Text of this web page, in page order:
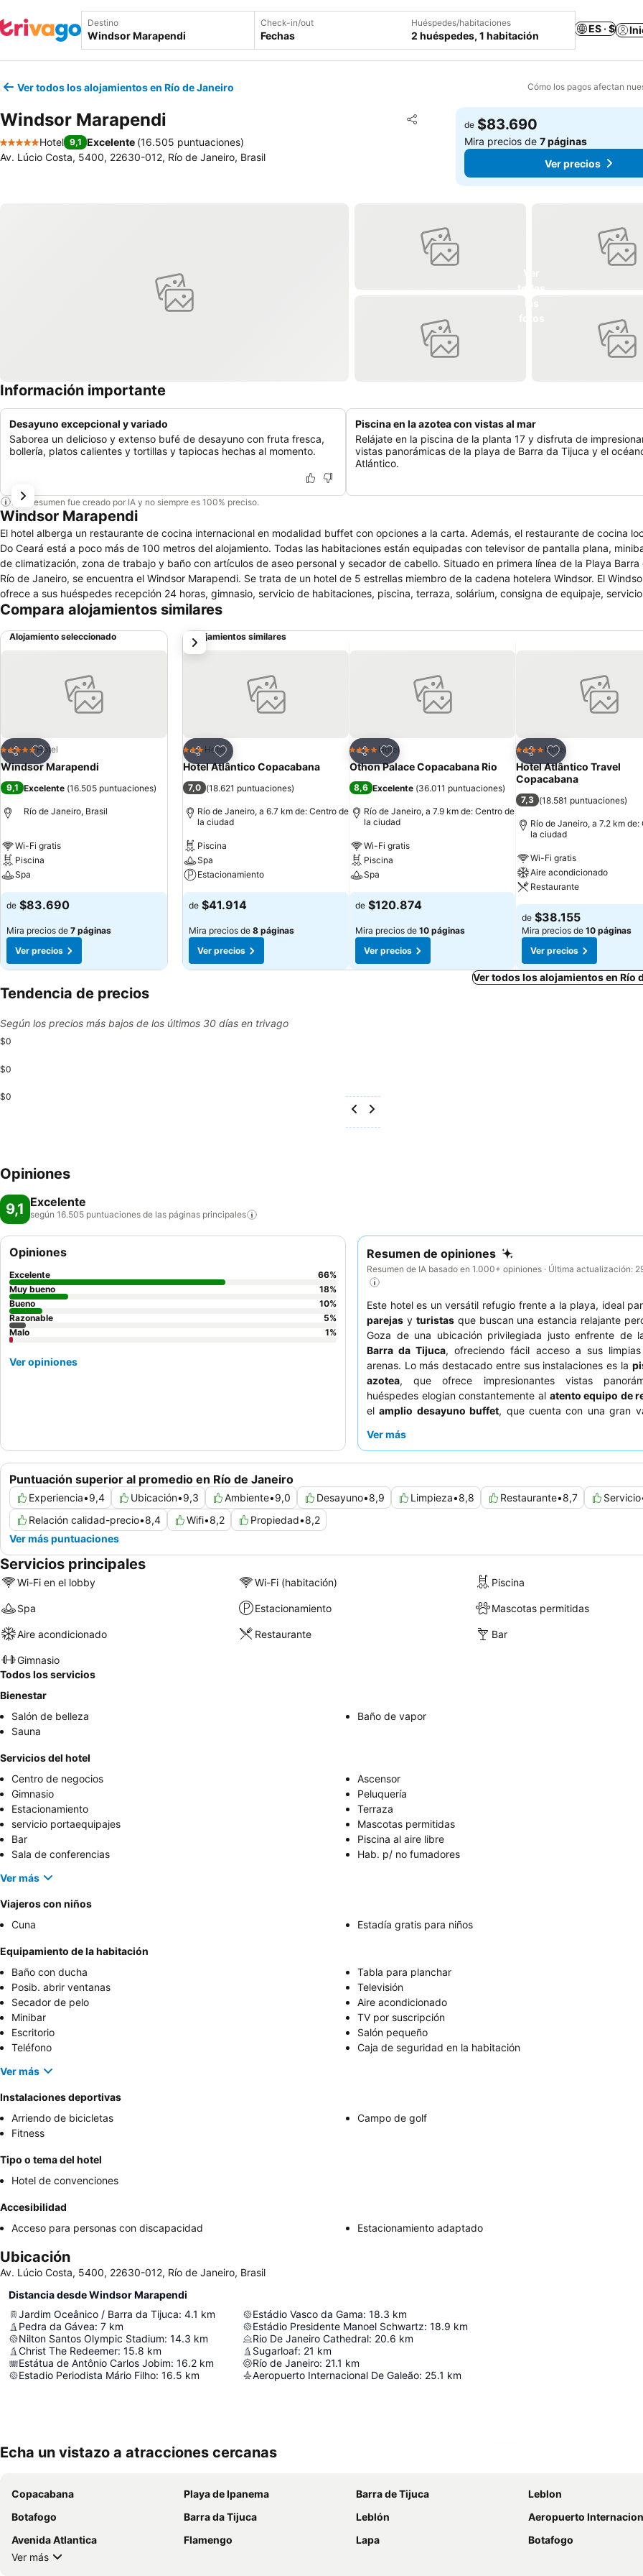
Destino Check-in/out
Fechas
Huéspedes/habitaciones
2 huéspedes, 1 habitación
ES · $
Ver todos los alojamientos en Río de Janeiro Cómo los pagos afectan
Windsor Marapendi Compartir
Agregar a favoritos
5 Estrellas
Hotel 9,1 Excelente (16.505 puntuaciones)
Av. Lúcio Costa, 5400, 22630-012, Río de Janeiro, Brasil
de $83.690
Mira precios de7 páginas
Ver precios
Información importante
Desayuno excepcional y variado
Saborea un delicioso y extenso bufé de desayuno con fruta fresca,
bollería, platos calientes y tortillas y tapiocas hechas al momento.
Piscina en la azotea con vistas al mar
Relájate en la piscina de la planta 17 y disfruta de
vistas panorámicas de la playa de Barra da Tijuca y el
Atlántico.
Este resumen fue creado por IA y no siempre es 100% preciso.
Windsor Marapendi
El hotel alberga un restaurante de cocina internacional en modalidad buffet con opciones a la carta. Además, el restaurante de cocina
Do Ceará está a poco más de 100 metros del alojamiento. Todas las habitaciones están equipadas con televisor de pantalla plana,
de climatización, zona de trabajo y baño con artículos de aseo personal y secador de cabello. Situado en primera línea de la Playa Barra
Río de Janeiro, se encuentra el Windsor Marapendi. Se trata de un hotel de 5 estrellas miembro de la cadena hotelera Windsor. El
ofrece a sus huéspedes recepción 24 horas, gimnasio, servicio de habitaciones, piscina, terraza, solárium, consigna de equipaje,
lavandería, salas de eventos y está adaptado a personas de movilidad reducida. Se sitúa a menos de un kilómetro del club de golf
Compara alojamientos similares
Alojamiento seleccionado
Compartir
Agregar a favoritos
5 EstrellasHotel
Windsor Marapendi
9,1 Excelente (16.505 puntuaciones)
Río de Janeiro, Brasil
Wi-Fi gratis
Piscina
Spa
de $83.690
Mira precios de 7 páginas
Ver precios
Alojamientos similares
Compartir
Agregar a favoritos
3 Estrellas
Hotel
Hotel Atlântico Copacabana
7,0 (18.621 puntuaciones)
Río de Janeiro, a 6.7 km de: Centro de
la ciudad
Piscina
Spa
Estacionamiento
de $41.914
Mira precios de 8 páginas
Ver precios
Compartir
Agregar a favoritos
4 EstrellasHotel
Othon Palace Copacabana Rio
8,6 Excelente (36.011 puntuaciones)
Río de Janeiro, a 7.9 km de: Centro de
la ciudad
Wi-Fi gratis
Piscina
Spa
de $120.874
Mira precios de 10 páginas
Ver precios
Compartir
Agregar a
4 EstrellasHotel
Hotel Atlântico Travel
Copacabana
7,3 (18.581 puntuaciones)
Río de Janeiro, a 7.2 km de:
la ciudad
Wi-Fi gratis
Aire acondicionado
Restaurante
de $38.155
Mira precios de 10 páginas
Ver precios
siguiente
Ver todos los alojamientos en Río
Tendencia de precios
Según los precios más bajos de los últimos 30 días en trivago
$0
$0
$0
Opiniones
9,1 Excelente
según 16.505 puntuaciones de las páginas principales
Resumen de opiniones
Resumen de IA basado en 1.000+ opiniones · Última actualización:
Este hotel es un versátil refugio frente a la playa, ideal
parejas y turistasque buscan una estancia relajante
Goza de una ubicación privilegiada justo enfrente de
Barra da Tijuca, ofreciendo fácil acceso a sus
arenas. Lo más destacado entre sus instalaciones es la
azotea, que ofrece impresionantes vistas
huéspedes elogian constantemente al atento equipo de
elamplio desayuno buffet, que cuenta con una gran
mejorada, considere reservar una habitación en un piso
Ver más
Puntuación superior al promedio en Río de Janeiro
Experiencia•9,4 Ubicación•9,3 Ambiente•9,0 Desayuno•8,9 Limpieza•8,8 Restaurante•8,7 Servicio
Relación calidad-precio•8,4 Wifi•8,2 Propiedad•8,2
Ver más puntuaciones
Opiniones
Excelente 66%
Muy bueno
18%
Bueno
10%
Razonable
5%
Malo
1%
Ver opiniones
Servicios principales
Wi-Fi en el lobby Wi-Fi (habitación) Piscina
Spa Estacionamiento Mascotas permitidas
Aire acondicionado Restaurante Bar
Gimnasio
Todos los servicios
Bienestar
Salón de belleza
Baño de vapor
Sauna
Servicios del hotel
Centro de negocios
Ascensor
Gimnasio
Peluquería
Estacionamiento
Terraza
servicio portaequipajes
Mascotas permitidas
Bar
Piscina al aire libre
Sala de conferencias
Hab. p/ no fumadores
Ver más
Viajeros con niños
Cuna
Estadía gratis para niños
Equipamiento de la habitación
Baño con ducha
Tabla para planchar
Posib. abrir ventanas
Televisión
Secador de pelo
Aire acondicionado
Minibar
TV por suscripción
Escritorio
Salón pequeño
Teléfono
Caja de seguridad en la habitación
Ver más
Instalaciones deportivas
Arriendo de bicicletas
Campo de golf
Fitness
Tipo o tema del hotel
Hotel de convenciones
Accesibilidad
Acceso para personas con discapacidad
Estacionamiento adaptado
Ubicación
Av. Lúcio Costa, 5400, 22630-012, Río de Janeiro, Brasil
Distancia desde Windsor Marapendi
Jardim Oceânico / Barra da Tijuca: 4.1 km
Pedra da Gávea: 7 km
Nilton Santos Olympic Stadium: 14.3 km
Christ The Redeemer: 15.8 km
Estátua de Antônio Carlos Jobim: 16.2 km
Estadio Periodista Mário Filho: 16.5 km
Estádio Vasco da Gama: 18.3 km
Estádio Presidente Manoel Schwartz: 18.9 km
Rio De Janeiro Cathedral: 20.6 km
Sugarloaf: 21 km
Río de Janeiro: 21.1 km
Aeropuerto Internacional De Galeão: 25.1 km
Echa un vistazo a atracciones cercanas
Copacabana Playa de Ipanema Barra de Tijuca
Leblon
Botafogo
Barra da Tijuca Leblón
Aeropuerto Internacional de Galeão
Avenida Atlantica
Flamengo Lapa
Botafogo
Ver más